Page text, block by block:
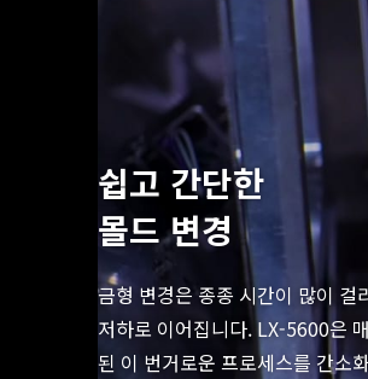
쉽고 간단한
몰드 변경
금형 변경은 종종 시간이 많이 걸
저하로 이어집니다. LX-5600은
된 이 번거로운 프로세스를 간소